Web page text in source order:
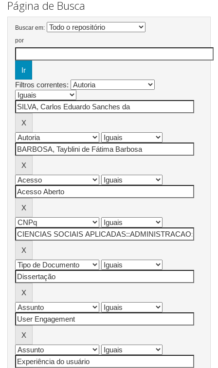
Página de Busca
Buscar em:
por
Filtros correntes: